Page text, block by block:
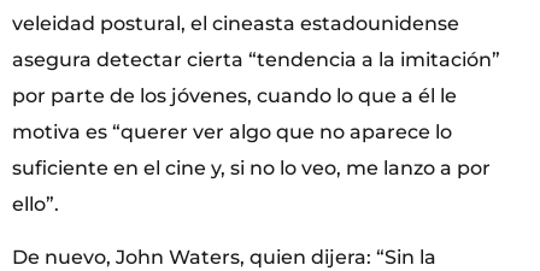
veleidad postural, el cineasta estadounidense
asegura detectar cierta “tendencia a la imitación”
por parte de los jóvenes, cuando lo que a él le
motiva es “querer ver algo que no aparece lo
suficiente en el cine y, si no lo veo, me lanzo a por
ello”.
De nuevo, John Waters, quien dijera: “Sin la